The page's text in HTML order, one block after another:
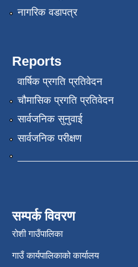
नागरिक वडापत्र
Reports
वार्षिक प्रगति प्रतिवेदन
चौमासिक प्रगति प्रतिवेदन
सार्वजनिक सुनुवाई
सार्वजनिक परीक्षण
सम्पर्क विवरण
रोशी गाउँपालिका
गाउँ कार्यपालिकाको कार्यालय